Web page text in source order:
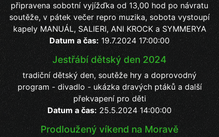
připravena sobotní vyjížďka od 13,00 hod po návratu
soutěže, v pátek večer repro muzika, sobota vystoupí
kapely MANUÁL, SALIERI, ANI KROCK a SYMMERYA
Datum a čas: 19.7.2024 17:00:00
Jestřábí dětský den 2024
tradiční dětský den, soutěže hry a doprovodný
program - divadlo - ukázka dravých ptáků a další
překvapení pro děti
Datum a čas: 25.5.2024 14:00:00
Prodloužený víkend na Moravě